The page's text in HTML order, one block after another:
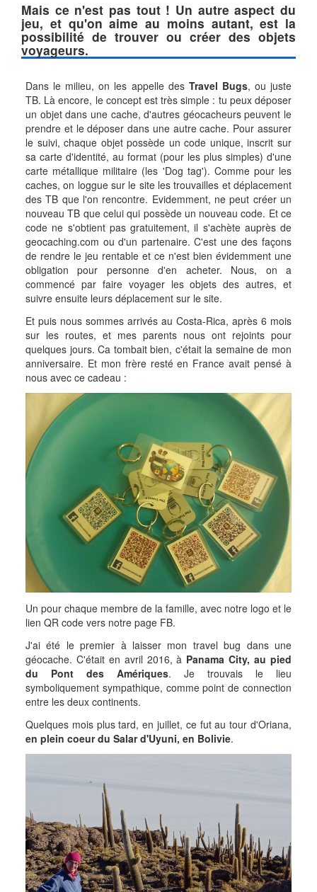
Mais ce n'est pas tout ! Un autre aspect du
jeu, et qu'on aime au moins autant, est la
possibilité de trouver ou créer des objets
voyageurs.
Dans le milieu, on les appelle des Travel Bugs, ou juste
TB. Là encore, le concept est très simple : tu peux déposer
un objet dans une cache, d'autres géocacheurs peuvent le
prendre et le déposer dans une autre cache. Pour assurer
le suivi, chaque objet possède un code unique, inscrit sur
sa carte d'identité, au format (pour les plus simples) d'une
carte métallique militaire (les 'Dog tag'). Comme pour les
caches, on loggue sur le site les trouvailles et déplacement
des TB que l'on rencontre. Evidemment, ne peut créer un
nouveau TB que celui qui possède un nouveau code. Et ce
code ne s'obtient pas gratuitement, il s'achète auprès de
geocaching.com ou d'un partenaire. C'est une des façons
de rendre le jeu rentable et ce n'est bien évidemment une
obligation pour personne d'en acheter. Nous, on a
commencé par faire voyager les objets des autres, et
suivre ensuite leurs déplacement sur le site.
Et puis nous sommes arrivés au Costa-Rica, après 6 mois
sur les routes, et mes parents nous ont rejoints pour
quelques jours. Ca tombait bien, c'était la semaine de mon
anniversaire. Et mon frère resté en France avait pensé à
nous avec ce cadeau :
Un pour chaque membre de la famille, avec notre logo et le
lien QR code vers notre page FB.
J'ai été le premier à laisser mon travel bug dans une
géocache. C'était en avril 2016, à Panama City, au pied
du Pont des Amériques. Je trouvais le lieu
symboliquement sympathique, comme point de connection
entre les deux continents.
Quelques mois plus tard, en juillet, ce fut au tour d'Oriana,
en plein coeur du Salar d'Uyuni, en Bolivie.